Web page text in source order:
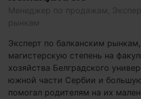
Менеджер по продажам,
рынкам
Эксперт по балканским
магистерскую степень на
хозяйства Белградского
южной части Сербии и
помогал родителям на их